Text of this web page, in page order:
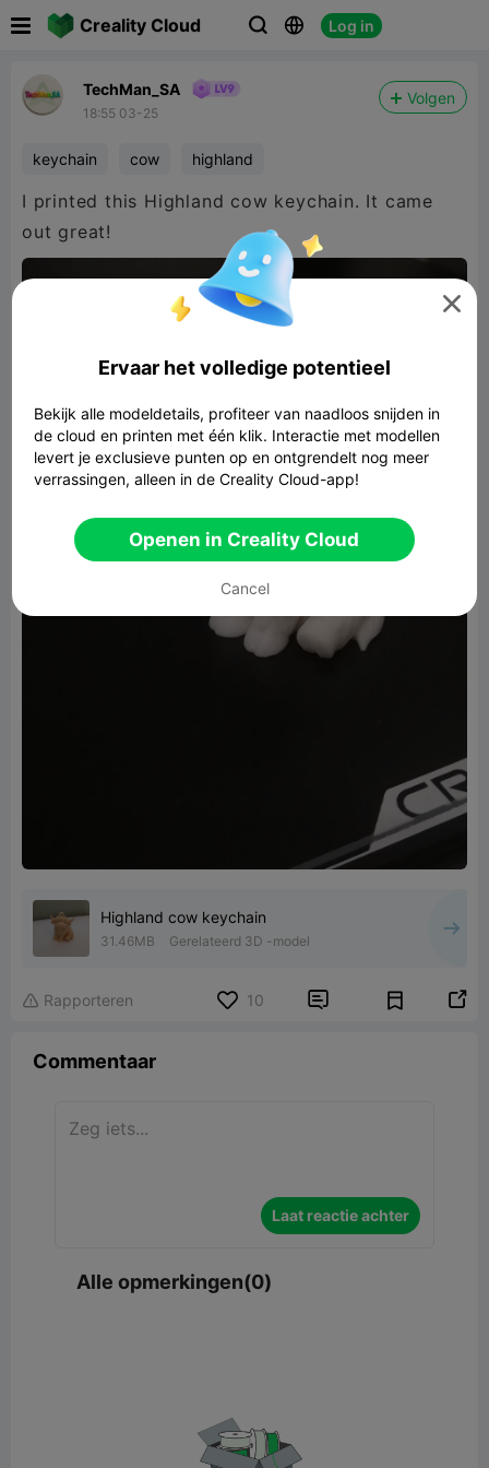
Creality Cloud   Log in
TechMan_SA
18:55 03-25
Volgen
keychain cow highland
I printed this Highland cow keychain. It came
out great!
Highland cow keychain
31.46MB Gerelateerd 3D -model
 Rapporteren 10  
Commentaar
Laat reactie achter
Alle opmerkingen(0)

Ervaar het volledige potentieel
Bekijk alle modeldetails, profiteer van naadloos snijden in
de cloud en printen met één klik. Interactie met modellen
levert je exclusieve punten op en ontgrendelt nog meer
verrassingen, alleen in de Creality Cloud-app!
Openen in Creality Cloud
Cancel